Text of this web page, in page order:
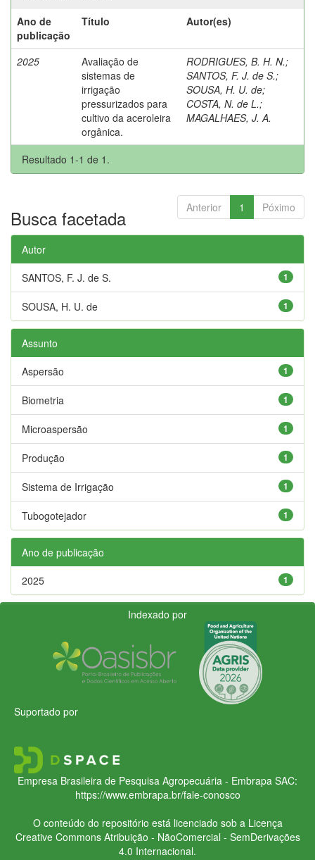
Ano de
publicação
Título Autor(es)
2025
Avaliação de
sistemas de
irrigação
pressurizados para
cultivo da aceroleira
orgânica.
RODRIGUES, B. H. N.;
SANTOS, F. J. de S.;
SOUSA, H. U. de;
COSTA, N. de L.;
MAGALHAES, J. A.
Resultado 1-1 de 1.
Anterior 1 Póximo
Busca facetada
Autor
1
SANTOS, F. J. de S.
1
SOUSA, H. U. de
Assunto
1
Aspersão
1
Biometria
1
Microaspersão
1
Produção
1
Sistema de Irrigação
1
Tubogotejador
Ano de publicação
1
2025
Indexado por
Suportado por
Empresa Brasileira de Pesquisa Agropecuária - Embrapa SAC:
https://www.embrapa.br/fale-conosco
O conteúdo do repositório está licenciado sob a Licença
Creative CommonsAtribuição - NãoComercial - SemDerivações
4.0 Internacional.